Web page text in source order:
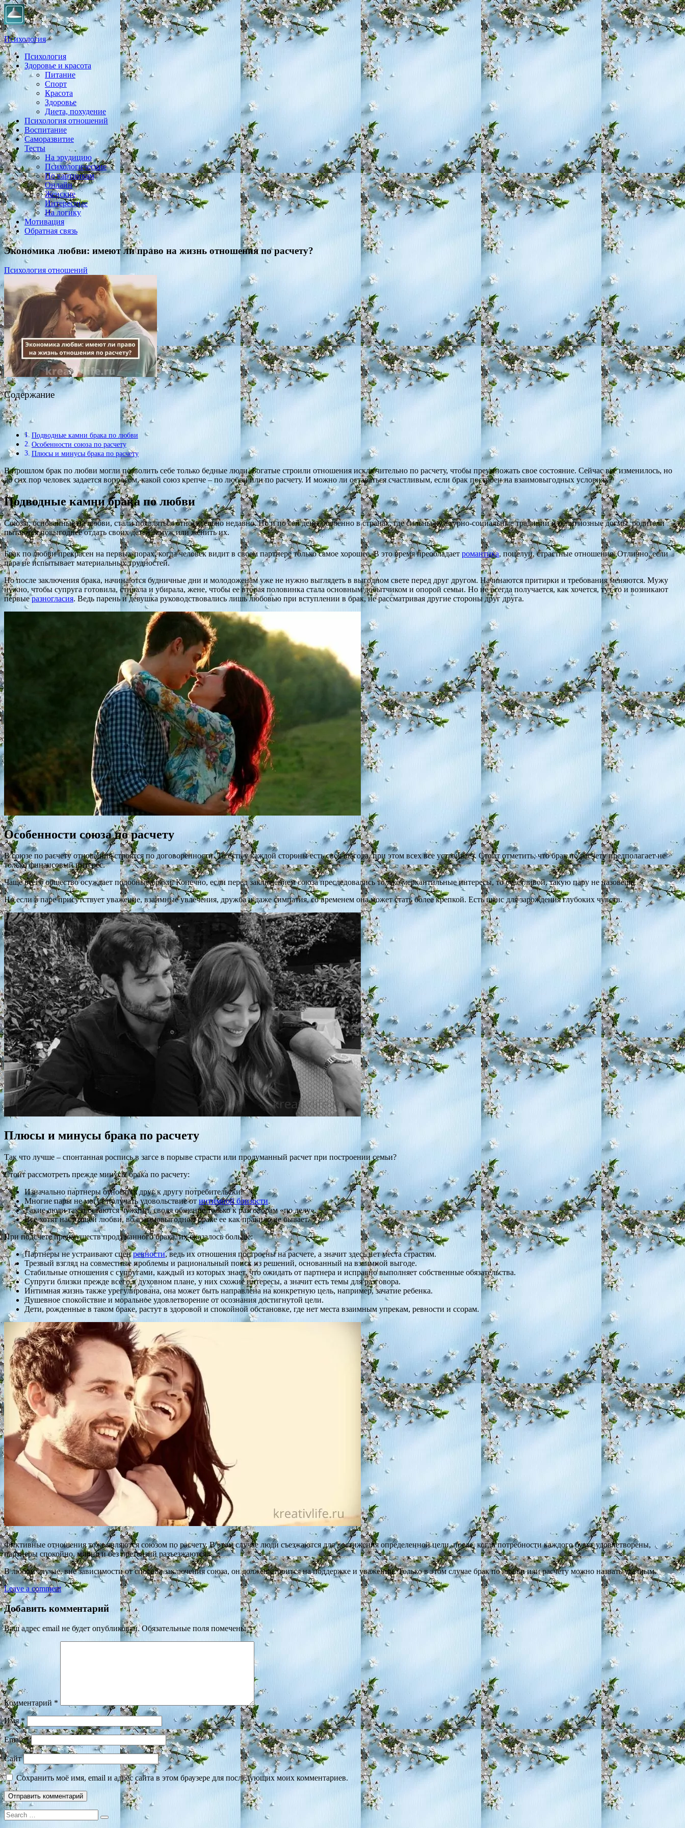
Психология
Практическая психология, личностный рост, экология, здоровье, воспитание,
Психология
Здоровье и красота
Питание
Спорт
Красота
Здоровье
Диета, похудение
Психология отношений
Воспитание
Саморазвитие
Тесты
На эрудицию
Психологические
По картинкам
Онлайн
Женские
Интересные
На логику
Мотивация
Обратная связь
Экономика любви: имеют ли право на жизнь отношения по расчету?
Психология отношений
Содержание
Подводные камни брака по любви
Особенности союза по расчету
Плюсы и минусы брака по расчету
В прошлом брак по любви могли позволить себе только бедные люди. Богатые строили отношения исключительно по расчету, чтобы преумножать свое состояние. Сейчас все изменилось, но
до сих пор человек задается вопросом, какой союз крепче – по любви или по расчету. И можно ли оставаться счастливым, если брак построен на взаимовыгодных условиях?
Подводные камни брака по любви
Союзы, основанные на любви, стали появляться относительно недавно. Но и по сей день, особенно в странах, где сильны культурно-социальные традиции и религиозные догмы, родители
пытаются повыгоднее отдать своих детей замуж или женить их.
Брак по любви прекрасен на первых порах, когда человек видит в своем партнере только самое хорошее. В это время преобладает романтика, поцелуи, страстные отношения. Отлично, если
пара не испытывает материальных трудностей.
Но после заключения брака, начинаются будничные дни и молодоженам уже не нужно выглядеть в выгодном свете перед друг другом. Начинаются притирки и требования меняются. Мужу
нужно, чтобы супруга готовила, стирала и убирала, жене, чтобы ее вторая половинка стала основным добытчиком и опорой семьи. Но не всегда получается, как хочется, тут то и возникают
первыеразногласия. Ведь парень и девушка руководствовались лишь любовью при вступлении в брак, не рассматривая другие стороны друг друга.
Особенности союза по расчету
В союзе по расчету отношения строятся по договоренности. То есть у каждой стороны есть своя выгода, при этом всех все устраивает. Стоит отметить, что брак по расчету предполагает не
только финансовый интерес.
Чаще всего общество осуждает подобные браки. Конечно, если перед заключением союза преследовались только меркантильные интересы, то счастливой, такую пару не назовешь.
Но если в паре присутствует уважение, взаимные увлечения, дружба и даже симпатия, со временем она может стать более крепкой. Есть шанс для зарождения глубоких чувств.
Плюсы и минусы брака по расчету
Так что лучше – спонтанная роспись в загсе в порыве страсти или продуманный расчет при построении семьи?
Стоит рассмотреть прежде минусы брака по расчету:
Изначально партнеры относятся друг к другу потребительски.
Многие пары не могут получать удовольствие от интимной близости.
Такие люди так и остаются чужими, сводя общение только к разговорам «по делу».
Все хотят настоящей любви, во взаимовыгодном браке ее как правило не бывает.
При подсчете преимуществ продуманного брака, их оказалось больше:
Партнеры не устраивают сценревности, ведь их отношения построены на расчете, а значит здесь нет места страстям.
Трезвый взгляд на совместные проблемы и рациональный поиск из решений, основанный на взаимной выгоде.
Стабильные отношения с супругами, каждый из которых знает, что ожидать от партнера и исправно выполняет собственные обязательства.
Супруги близки прежде всего в духовном плане, у них схожие интересы, а значит есть темы для разговора.
Интимная жизнь также урегулирована, она может быть направлена на конкретную цель, например, зачатие ребенка.
Душевное спокойствие и моральное удовлетворение от осознания достигнутой цели.
Дети, рожденные в таком браке, растут в здоровой и спокойной обстановке, где нет места взаимным упрекам, ревности и ссорам.
Фиктивные отношения тоже являются союзом по расчету. В этом случае люди съезжаются для достижения определенной цели, после, когда потребности каждого будут удовлетворены,
партнеры спокойно, мирно и без претензий разъезжаются.
В любом случае, вне зависимости от способа заключения союза, он должен строится на поддержке и уважении. Только в этом случае брак по любви или расчету можно назвать удачным.
Leave a comment
Добавить комментарий
Ваш адрес email не будет опубликован. Обязательные поля помечены*
Комментарий *
Имя*
Email*
Сайт
Сохранить моё имя, email и адрес сайта в этом браузере для последующих моих комментариев.
Search
for: